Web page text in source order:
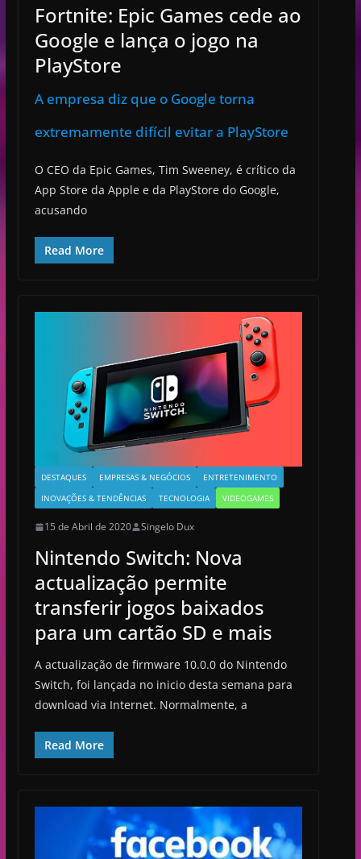
Fortnite: Epic Games cede ao
Google e lança o jogo na
PlayStore
A empresa diz que o Google torna
extremamente difícil evitar a PlayStore
O CEO da Epic Games, Tim Sweeney, é crítico da
App Store da Apple e da PlayStore do Google,
acusando
Read More
DESTAQUES EMPRESAS & NEGÓCIOS
ENTRETENIMENTO
INOVAÇÕES & TENDÊNCIAS
TECNOLOGIA VIDEOGAMES
15 de Abril de 2020 Singelo Dux
Nintendo Switch: Nova
actualização permite
transferir jogos baixados
para um cartão SD e mais
A actualização de firmware 10.0.0 do Nintendo
Switch, foi lançada no inicio desta semana para
download via Internet. Normalmente, a
Read More